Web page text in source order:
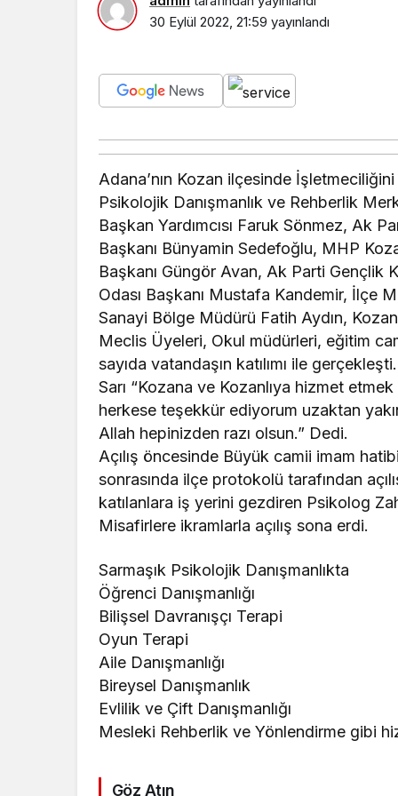
30 Eylül 2022, 21:59 yayınlandı
Adana’nın Kozan ilçesinde İşletmeciliğini
Psikolojik Danışmanlık ve Rehberlik
Başkan Yardımcısı Faruk Sönmez, Ak
Başkanı Bünyamin Sedefoğlu, MHP
Başkanı Güngör Avan, Ak Parti Gençlik
Odası Başkanı Mustafa Kandemir, İlçe
Sanayi Bölge Müdürü Fatih Aydın,
Meclis Üyeleri, Okul müdürleri, eğitim
sayıda vatandaşın katılımı ile
Sarı “Kozana ve Kozanlıya hizmet
herkese teşekkür ediyorum uzaktan
Allah hepinizden razı olsun.” Dedi.
Açılış öncesinde Büyük camii imam
sonrasında ilçe protokolü tarafından
katılanlara iş yerini gezdiren Psikolog
Misafirlere ikramlarla açılış sona erdi.
Sarmaşık Psikolojik Danışmanlıkta
Öğrenci Danışmanlığı
Bilişsel Davranışçı Terapi
Oyun Terapi
Aile Danışmanlığı
Bireysel Danışmanlık
Evlilik ve Çift Danışmanlığı
Mesleki Rehberlik ve Yönlendirme gibi
Göz Atın